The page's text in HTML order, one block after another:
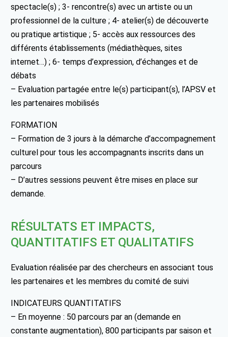
spectacle(s) ; 3- rencontre(s) avec un artiste ou un
professionnel de la culture ; 4- atelier(s) de découverte
ou pratique artistique ; 5- accès aux ressources des
différents établissements (médiathèques, sites
internet…) ; 6- temps d’expression, d’échanges et de
débats
– Evaluation partagée entre le(s) participant(s), l’APSV et
les partenaires mobilisés
FORMATION
– Formation de 3 jours à la démarche d’accompagnement
culturel pour tous les accompagnants inscrits dans un
parcours
– D’autres sessions peuvent être mises en place sur
demande.
RÉSULTATS ET IMPACTS,
QUANTITATIFS ET QUALITATIFS
Evaluation réalisée par des chercheurs en associant tous
les partenaires et les membres du comité de suivi
INDICATEURS QUANTITATIFS
– En moyenne : 50 parcours par an (demande en
constante augmentation), 800 participants par saison et